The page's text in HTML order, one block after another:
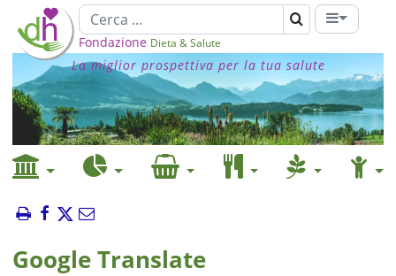
Fondazione Dieta & Salute
La miglior prospettiva per la tua salute
Google Translate